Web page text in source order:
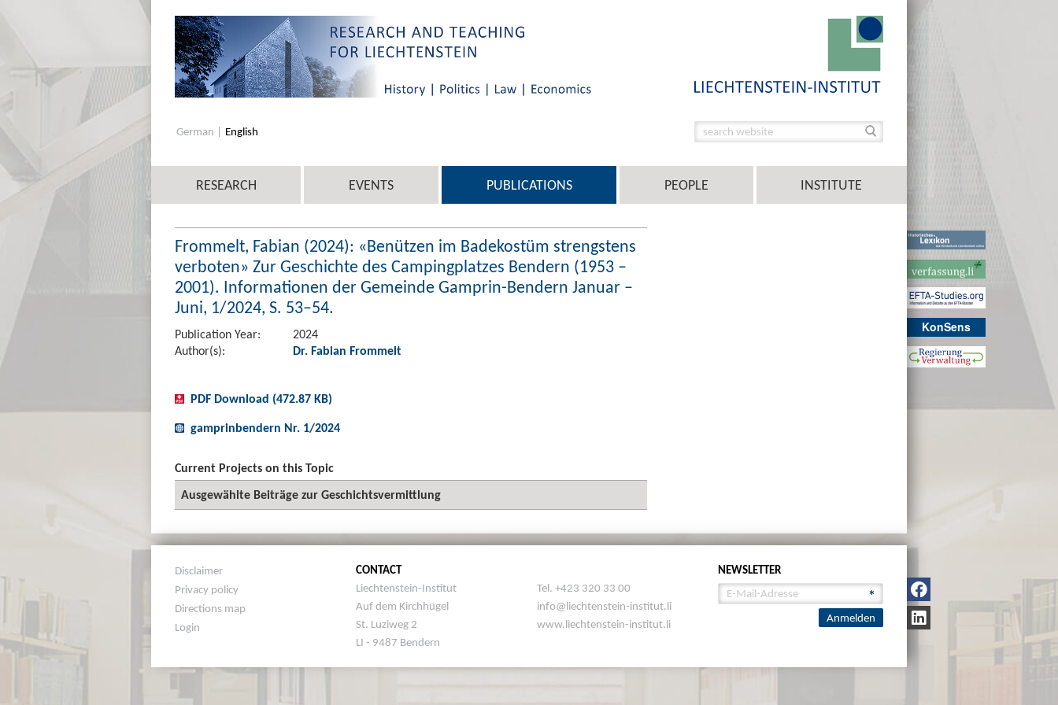
KonSens
German English
RESEARCH EVENTS PUBLICATIONS PEOPLE INSTITUTE
Frommelt, Fabian (2024): «Benützen im Badekostüm strengstens
verboten» Zur Geschichte des Campingplatzes Bendern (1953 –
2001). Informationen der Gemeinde Gamprin-Bendern Januar –
Juni, 1/2024, S. 53–54.
Publication Year:
2024
Author(s):
Dr. Fabian Frommelt
PDF Download (472.87 KB)
gamprinbendern Nr. 1/2024
Current Projects on this Topic
Ausgewählte Beiträge zur Geschichtsvermittlung
Disclaimer
Privacy policy
Directions map
Login
CONTACT
Liechtenstein-Institut
Auf dem Kirchhügel
St. Luziweg 2
LI - 9487 Bendern
Tel. +423 320 33 00
info@liechtenstein-institut.li
www.liechtenstein-institut.li
NEWSLETTER